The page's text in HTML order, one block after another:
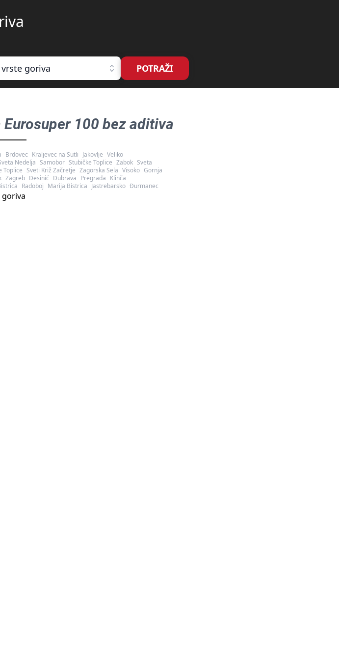
vrste goriva POTRAŽI
Eurosuper 100 bez aditiva
Brdovec Kraljevec na Sutli Jakovlje Veliko
Nedelja Samobor Stubičke Toplice Zabok Sveta
Toplice Sveti Križ Začretje Zagorska Sela Visoko Gornja
Zagreb Desinić Dubrava Pregrada Klinča
Radoboj Marija Bistrica Jastrebarsko Đurmanec